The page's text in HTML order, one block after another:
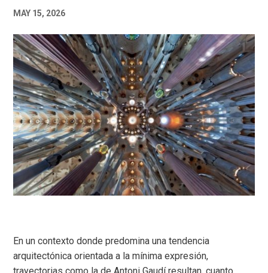
MAY 15, 2026
En un contexto donde predomina una tendencia
arquitectónica orientada a la mínima expresión,